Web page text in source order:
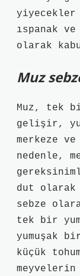
yiyecekler
ıspanak
olarak
Muz
Muz, tek
gelişir,
merkeze
nedenle,
dut
sebze
tek bir
yumuşak
küçük